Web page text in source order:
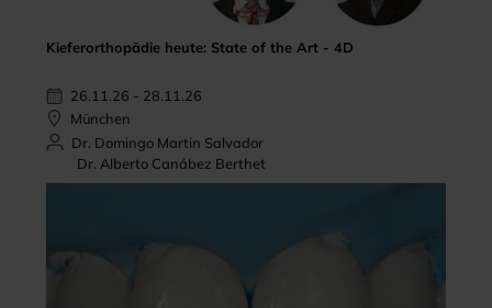
Kieferorthopädie heute: State of the Art - 4D
26.11.26 - 28.11.26
München
Dr. Domingo Martin Salvador
Dr. Alberto Canábez Berthet